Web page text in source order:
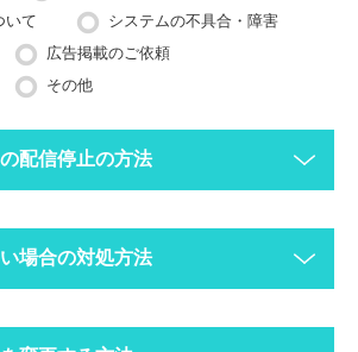
いて
システムの不具合・障害
広告掲載のご依頼
その他
配信停止の方法
業日ほどかかる場合がございますのでご
場合の対処方法